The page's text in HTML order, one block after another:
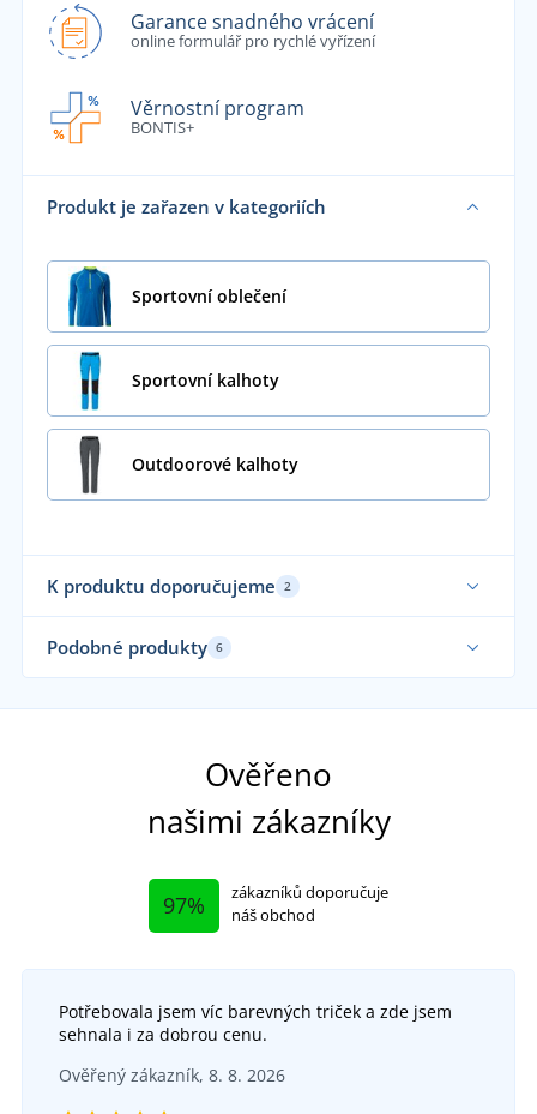
Garance snadného vrácení
online formulář pro rychlé vyřízení
Věrnostní program
BONTIS+
Produkt je zařazen v kategoriích
Sportovní oblečení
Sportovní kalhoty
Outdoorové kalhoty
K produktu doporučujeme 2
+1
nohavicemi JN1202
Podobné produkty 6
Ověřeno
našimi zákazníky
97%
zákazníků doporučuje
náš obchod
Potřebovala jsem víc barevných triček a zde jsem
sehnala i za dobrou cenu.
Ověřený zákazník, 8. 8. 2026